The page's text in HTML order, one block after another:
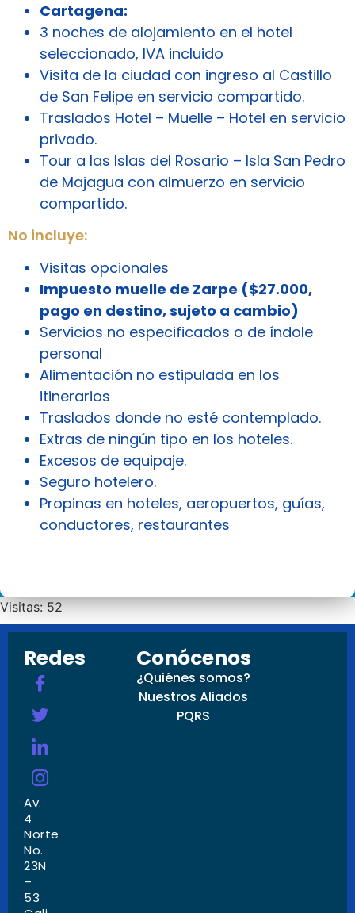
Cartagena:
3 noches de alojamiento en el hotel
seleccionado, IVA incluido
Visita de la ciudad con ingreso al Castillo
de San Felipe en servicio compartido.
Traslados Hotel – Muelle – Hotel en servicio
privado.
Tour a las Islas del Rosario – Isla San Pedro
de Majagua con almuerzo en servicio
compartido.
No incluye:
Visitas opcionales
Impuesto muelle de Zarpe ($27.000,
pago en destino, sujeto a cambio)
Servicios no especificados o de índole
personal
Alimentación no estipulada en los
itinerarios
Traslados donde no esté contemplado.
Extras de ningún tipo en los hoteles.
Excesos de equipaje.
Seguro hotelero.
Propinas en hoteles, aeropuertos, guías,
conductores, restaurantes
Visitas: 52
Redes
Av.
4
Norte
No.
23N
–
53
Conócenos
¿Quiénes somos?
Nuestros Aliados
PQRS